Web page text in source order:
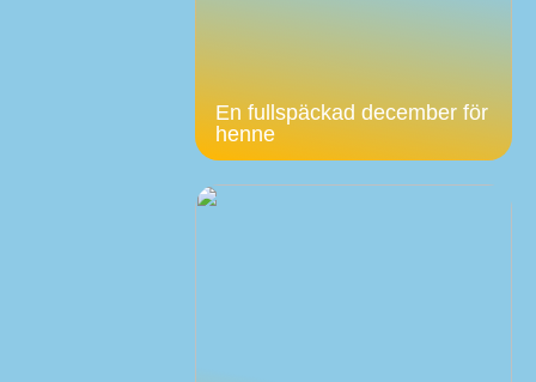
En fullspäckad december för
henne